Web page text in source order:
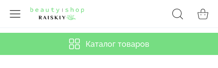
Каталог товаров